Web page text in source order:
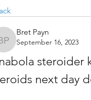
Bret Payn
Bret Payn
September 16, 2023
steroider
next day